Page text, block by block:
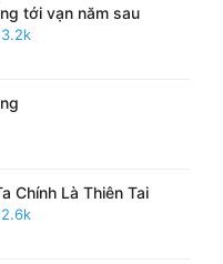
tới vạn năm sau
Chính Là Thiên Tai